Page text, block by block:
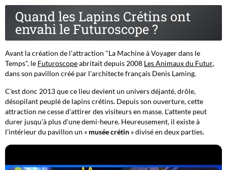
Quand les Lapins Crétins ont
envahi le Futuroscope ?
Avant la création de l'attraction "La Machine à Voyager dans le
Temps", le Futuroscopeabritait depuis 2008 Les Animaux du Futur,
dans son pavillon créé par l'architecte français Denis Laming.
C'est donc 2013 que ce lieu devient un univers déjanté, drôle,
désopilant peuplé de lapins crétins. Depuis son ouverture, cette
attraction ne cesse d'attirer des visiteurs en masse. L'attente peut
durer jusqu'à plus d'une demi-heure. Heureusement, il existe à
l'intérieur du pavillon un « musée crétin » divisé en deux parties.